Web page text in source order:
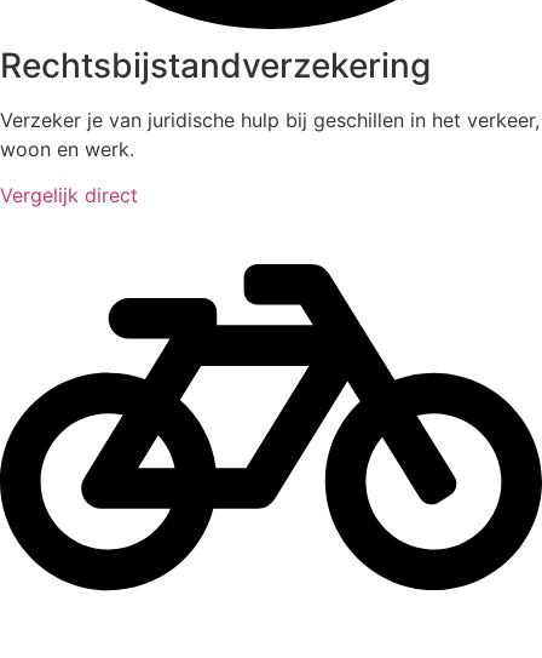
Rechtsbijstandverzekering
Verzeker je van juridische hulp bij geschillen in het verkeer,
woon en werk.
Vergelijk direct